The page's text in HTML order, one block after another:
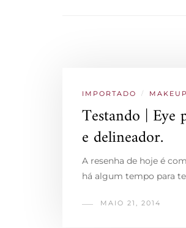
IMPORTADO / MAKEUP
Testando | Eye
e delineador.
A resenha de hoje é
há algum tempo para
MAIO 21, 2014